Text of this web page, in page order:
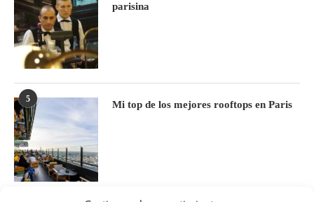
parisina
5
Mi top de los mejores rooftops en Paris